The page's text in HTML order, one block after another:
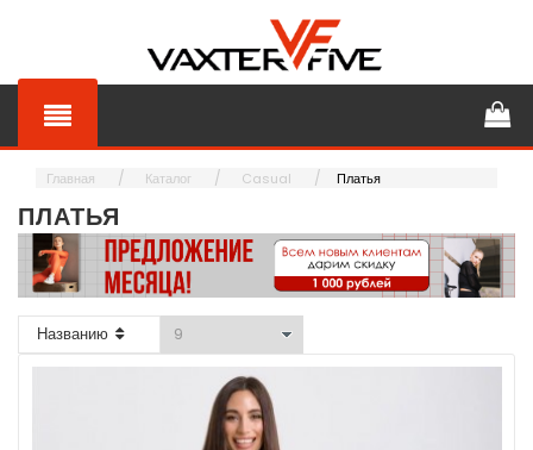
Главная Каталог Casual Платья
ПЛАТЬЯ
Названию